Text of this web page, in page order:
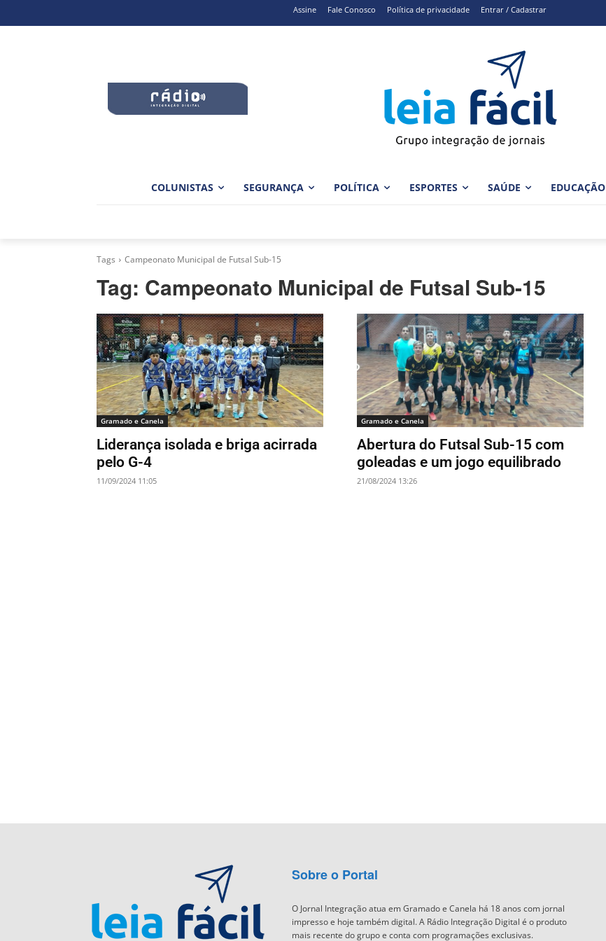
Assine Fale Conosco Política de privacidade Entrar / Cadastrar
COLUNISTAS SEGURANÇA POLÍTICA ESPORTES SAÚDE EDUCAÇÃO
Tags Campeonato Municipal de Futsal Sub-15
Tag: Campeonato Municipal de Futsal Sub-15
Gramado e Canela
Liderança isolada e briga acirrada
pelo G-4
11/09/2024 11:05
Gramado e Canela
Abertura do Futsal Sub-15 com
goleadas e um jogo equilibrado
21/08/2024 13:26
Sobre o Portal
O Jornal Integração atua em Gramado e Canela há 18 anos com jornal
impresso e hoje também digital. A Rádio Integração Digital é o produto
mais recente do grupo e conta com programações exclusivas.